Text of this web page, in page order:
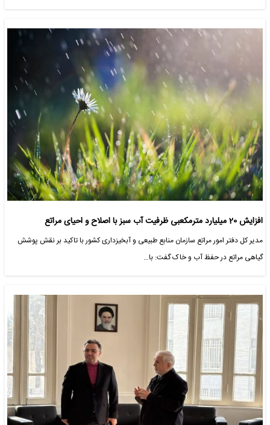
افزایش 20 میلیارد مترمکعبی ظرفیت آب سبز با اصلاح و احیای مراتع
مدیر کل دفتر امور مراتع سازمان منابع طبیعی و آبخیزداری کشور با تاکید بر نقش پوشش
گیاهی مراتع در حفظ آب و خاک گفت: با…